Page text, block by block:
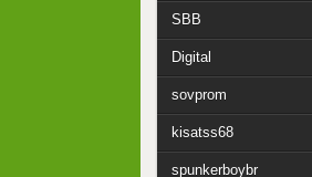
SBB
Digital
sovprom
kisatss68
spunkerboybr